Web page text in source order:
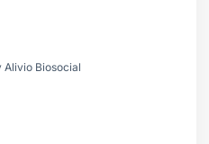
Alivio Biosocial